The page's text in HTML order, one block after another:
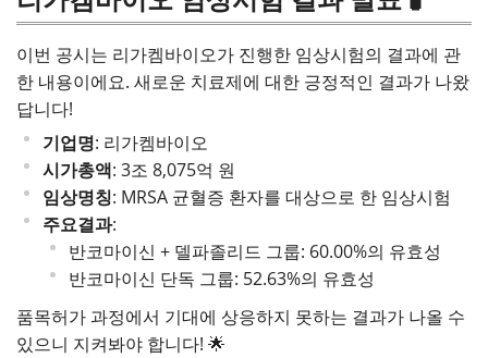
이번 공시는 리가켐바이오가 진행한 임상시험의 결과에 관
한 내용이에요. 새로운 치료제에 대한 긍정적인 결과가 나왔
답니다!
기업명: 리가켐바이오
시가총액: 3조 8,075억 원
임상명칭: MRSA 균혈증 환자를 대상으로 한 임상시험
주요결과:
반코마이신 + 델파졸리드 그룹: 60.00%의 유효성
반코마이신 단독 그룹: 52.63%의 유효성
품목허가 과정에서 기대에 상응하지 못하는 결과가 나올 수
있으니 지켜봐야 합니다! 🌟